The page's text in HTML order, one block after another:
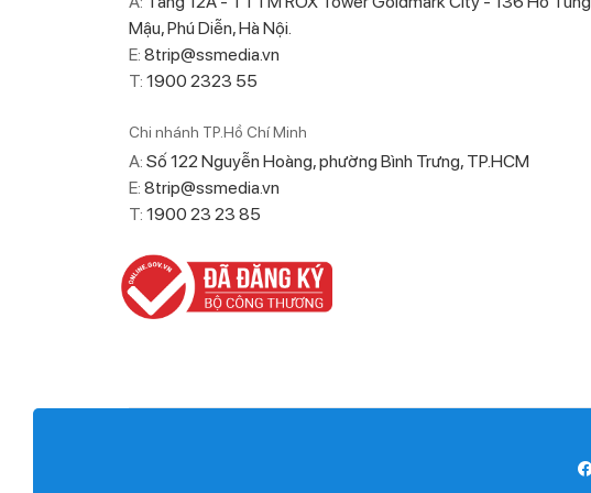
Mậu, Phú Diễn, Hà Nội.
E: 8trip@ssmedia.vn
T: 1900 2323 55
Chi nhánh TP.Hồ Chí Minh
A: Số 122 Nguyễn Hoàng, phường Bình Trưng, TP.HCM
E: 8trip@ssmedia.vn
T: 1900 23 23 85